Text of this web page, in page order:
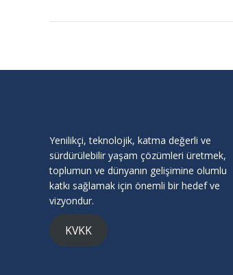
Yenilikçi, teknolojik, katma değerli ve
sürdürülebilir yaşam çözümleri üretmek,
toplumun ve dünyanın gelişimine olumlu
katkı sağlamak için önemli bir hedef ve
vizyondur.
KVKK